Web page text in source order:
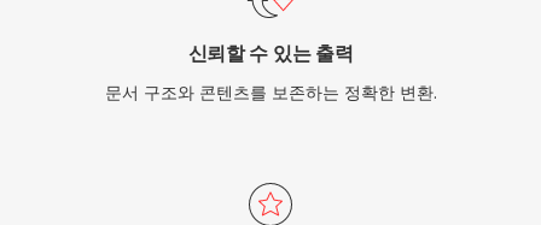
신뢰할 수 있는 출력
문서 구조와 콘텐츠를 보존하는 정확한 변환.